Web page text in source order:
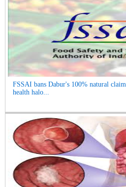
FSSAI bans Dabur's 100% natural
health halo...